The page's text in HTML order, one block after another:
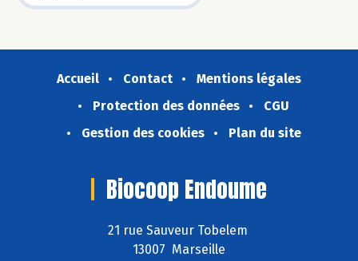
Accueil Contact
Mentions légales
Protection des données
CGU
Gestion des cookies
Plan du site
Biocoop Endoume
21 rue Sauveur Tobelem
13007 Marseille